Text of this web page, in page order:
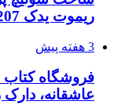
ریموت یدک 207
3 هفته پیش
عاشقانه،